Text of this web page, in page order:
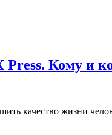
Кому и
качество жизни